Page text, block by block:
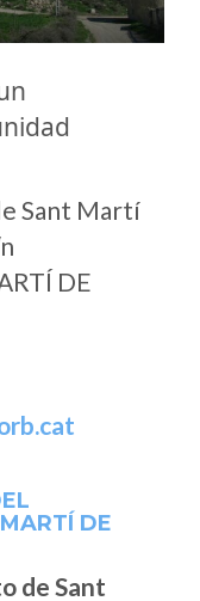
Sant Martí
DE
DE